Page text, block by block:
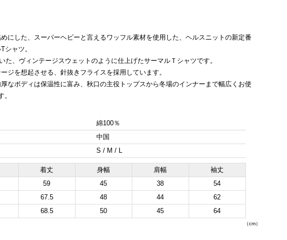
にした、スーパーヘビーと言えるワッフル素材を使用した、ヘルスニットの新定番
シャツ。
た、ヴィンテージスウェットのように仕上げたサーマルＴシャツです。
ジを想起させる、針抜きフライスを採用しています。
なボディは保温性に富み、秋口の主役トップスから冬場のインナーまで幅広くお使
綿100％
中国
S / M / L
着丈 身幅 肩幅
袖丈
59 45 38
54
67.5 48 44
62
68.5 50 45 64
（cm）